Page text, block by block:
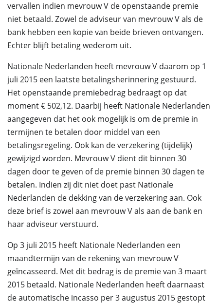
vervallen indien mevrouw V de openstaande premie
niet betaald. Zowel de adviseur van mevrouw V als de
bank hebben een kopie van beide brieven ontvangen.
Echter blijft betaling wederom uit.
Nationale Nederlanden heeft mevrouw V daarom op 1
juli 2015 een laatste betalingsherinnering gestuurd.
Het openstaande premiebedrag bedraagt op dat
moment € 502,12. Daarbij heeft Nationale Nederlanden
aangegeven dat het ook mogelijk is om de premie in
termijnen te betalen door middel van een
betalingsregeling. Ook kan de verzekering (tijdelijk)
gewijzigd worden. Mevrouw V dient dit binnen 30
dagen door te geven of de premie binnen 30 dagen te
betalen. Indien zij dit niet doet past Nationale
Nederlanden de dekking van de verzekering aan. Ook
deze brief is zowel aan mevrouw V als aan de bank en
haar adviseur verstuurd.
Op 3 juli 2015 heeft Nationale Nederlanden een
maandtermijn van de rekening van mevrouw V
geïncasseerd. Met dit bedrag is de premie van 3 maart
2015 betaald. Nationale Nederlanden heeft daarnaast
de automatische incasso per 3 augustus 2015 gestopt